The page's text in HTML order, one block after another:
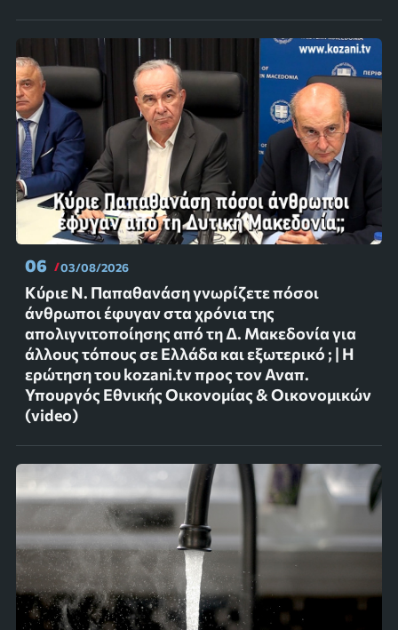
06 03/08/2026
Κύριε Ν. Παπαθανάση γνωρίζετε πόσοι
άνθρωποι έφυγαν στα χρόνια της
απολιγνιτοποίησης από τη Δ. Μακεδονία για
άλλους τόπους σε Ελλάδα και εξωτερικό ; | Η
ερώτηση του kozani.tv προς τον Αναπ.
Υπουργός Εθνικής Οικονομίας & Οικονομικών
(video)